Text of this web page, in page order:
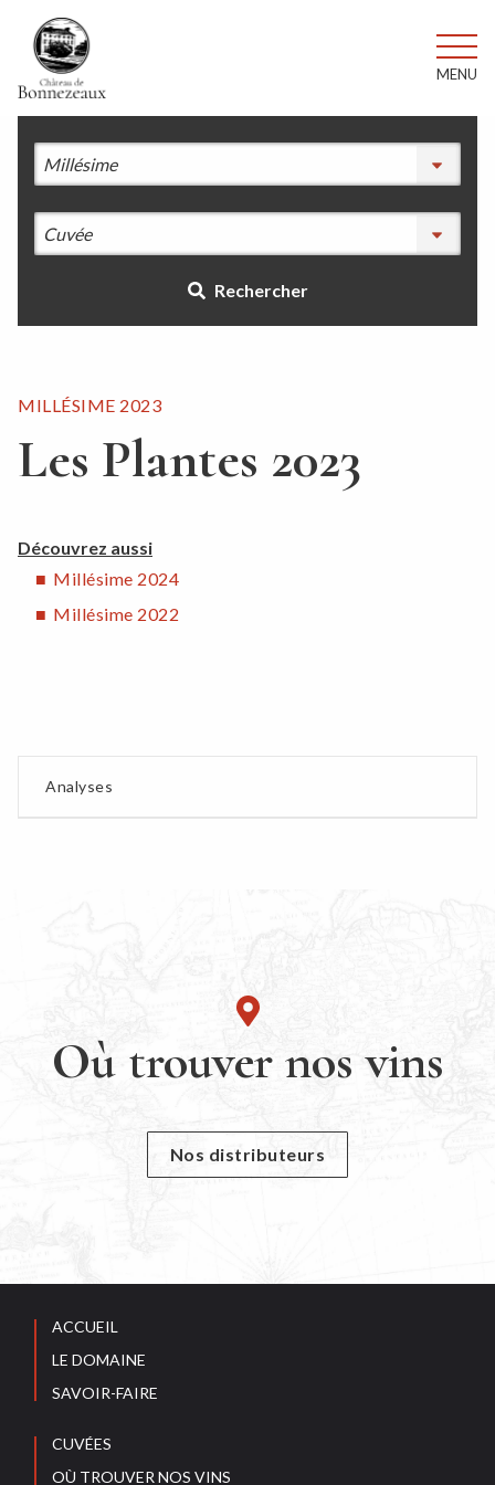
MENU
Rechercher
MILLÉSIME 2023
Les Plantes 2023
Découvrez aussi
Millésime 2024
Millésime 2022
Analyses
Où trouver nos vins
Nos distributeurs
ACCUEIL
LE DOMAINE
SAVOIR-FAIRE
CUVÉES
OÙ TROUVER NOS VINS